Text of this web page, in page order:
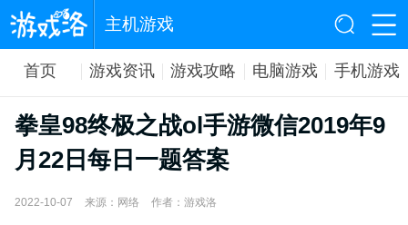
主机游戏
首页 游戏资讯 游戏攻略 电脑游戏 手机游戏
拳皇98终极之战ol手游微信2019年9
月22日每日一题答案
2022-10-07 来源：网络 作者：游戏洛